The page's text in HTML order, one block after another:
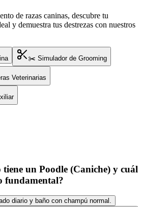
de razas caninas, descubre tu
y demuestra tus destrezas con nuestros
✂️ Simulador de Grooming
Veterinarias
un Poodle (Caniche) y cuál
fundamental?
diario y baño con champú normal.